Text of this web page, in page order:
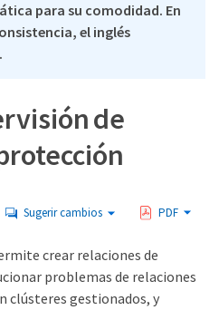
para su comodidad. En
el inglés
de
Sugerir cambios PDF
crear relaciones de
problemas de relaciones
clústeres gestionados, y